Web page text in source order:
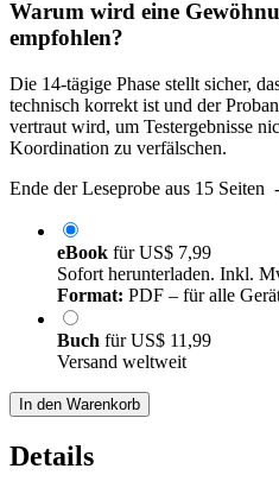
Warum wird eine
empfohlen?
Die 14-tägige Phase stellt sicher,
technisch korrekt ist und der
vertraut wird, um Testergebnisse
Koordination zu verfälschen.
Ende der Leseprobe aus 15 Seiten -
eBook fürUS$ 7,99
Sofort herunterladen. Inkl.
Format: PDF – für alle
Buch fürUS$ 11,99
Versand weltweit
In den Warenkorb
Details